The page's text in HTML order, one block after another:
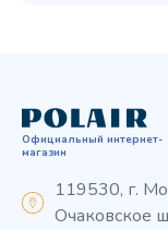
Официальный интернет-
магазин
119530, г.
Очаковское